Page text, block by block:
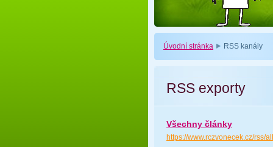
Úvodní stránka RSS kanály
RSS exporty
Všechny články
https://www.rczvonecek.cz/rss/